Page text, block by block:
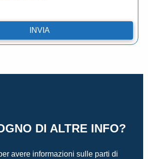
DI ALTRE INFO?
avere informazioni sulle parti di